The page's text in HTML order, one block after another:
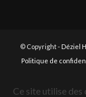
© Copyright - Déziel
Politique de
Ce site utilise des